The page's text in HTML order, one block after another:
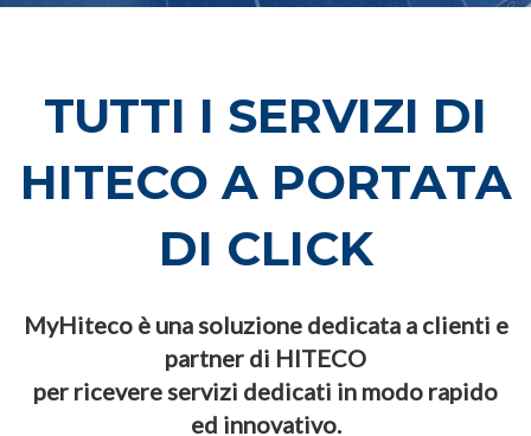
TUTTI I SERVIZI DI
HITECO A PORTATA
DI CLICK
MyHiteco è una soluzione dedicata a clienti e
partner di HITECO
per ricevere servizi dedicati in modo rapido
ed innovativo.